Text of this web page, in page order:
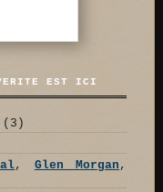
EST ICI
(3)
, Glen Morgan ,